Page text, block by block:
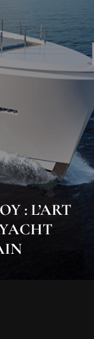
: L’ART